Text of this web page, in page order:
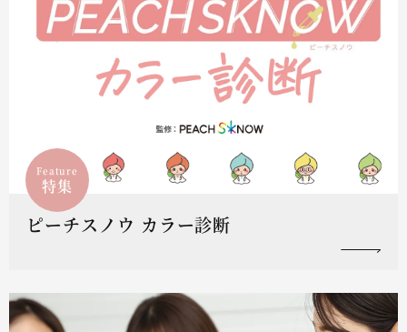
Feature
特集
ピーチスノウ カラー診断